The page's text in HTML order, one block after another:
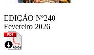
EDIÇÃO Nº240
Fevereiro 2026